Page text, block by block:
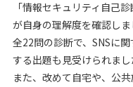
「情報セキュリティ自己
が自身の理解度を確認しま
全22問の診断で、SNSに
する出題も見受けられまし
また、改めて自宅や、公